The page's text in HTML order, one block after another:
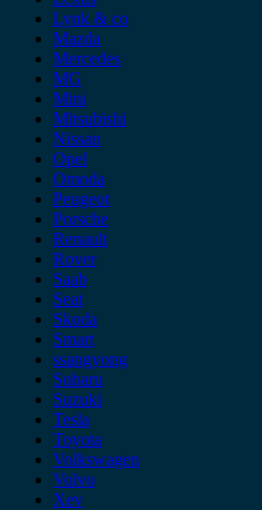
Lynk & co
Mazda
Mercedes
MG
Mini
Mitsubishi
Nissan
Opel
Omoda
Peugeot
Porsche
Renault
Rover
Saab
Seat
Skoda
Smart
ssangyong
Subaru
Suzuki
Tesla
Toyota
Volkswagen
Volvo
Xev